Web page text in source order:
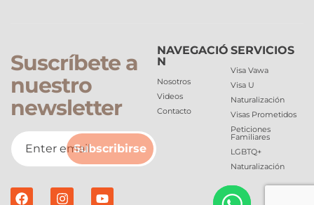
Suscríbete a
nuestro
newsletter
Subscribirse
NAVEGACIÓ
N
Nosotros
Videos
Contacto
SERVICIOS
Visa Vawa
Visa U
Naturalización
Visas Prometidos
Peticiones
Familiares
LGBTQ+
Naturalización